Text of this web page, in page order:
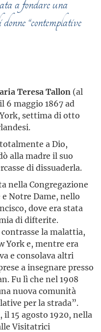
a fondare una
“contemplative
Teresa Tallon (al
6 maggio 1867 ad
settima di otto
a Dio,
alla madre il suo
di dissuaderla.
nella Congregazione
e Notre Dame, nello
dove era stata
di difterite.
la malattia,
York e, mentre era
e consolava altri
a insegnare presso
Fu lì che nel 1908
nuova comunità
per la strada”.
15 agosto 1920, nella
Visitatrici